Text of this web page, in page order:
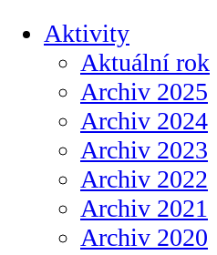
Aktivity
Aktuální rok
Archiv 2025
Archiv 2024
Archiv 2023
Archiv 2022
Archiv 2021
Archiv 2020